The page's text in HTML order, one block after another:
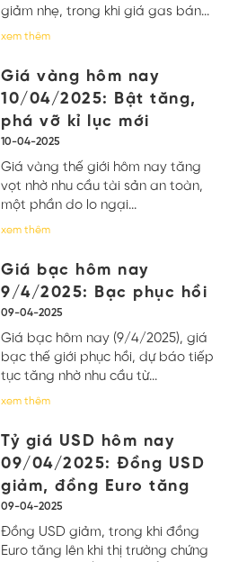
giảm nhẹ, trong khi giá gas bán...
xem thêm
Giá vàng hôm nay
10/04/2025: Bật tăng,
phá vỡ kỉ lục mới
10-04-2025
Giá vàng thế giới hôm nay tăng
vọt nhờ nhu cầu tài sản an toàn,
một phần do lo ngại...
xem thêm
Giá bạc hôm nay
9/4/2025: Bạc phục hồi
09-04-2025
Giá bạc hôm nay (9/4/2025), giá
bạc thế giới phục hồi, dự báo tiếp
tục tăng nhờ nhu cầu từ...
xem thêm
Tỷ giá USD hôm nay
09/04/2025: Đồng USD
giảm, đồng Euro tăng
09-04-2025
Đồng USD giảm, trong khi đồng
Euro tăng lên khi thị trường chứng